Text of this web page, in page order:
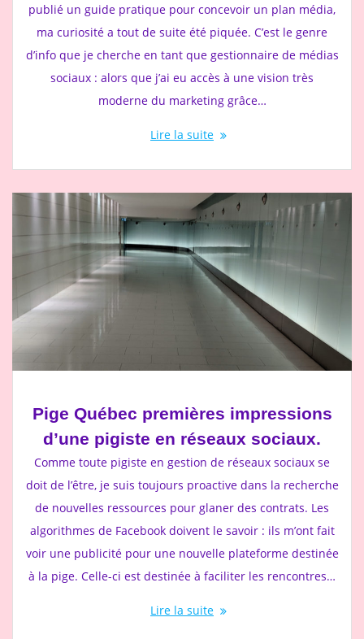
publié un guide pratique pour concevoir un plan média,
ma curiosité a tout de suite été piquée. C’est le genre
d’info que je cherche en tant que gestionnaire de médias
sociaux : alors que j’ai eu accès à une vision très
moderne du marketing grâce…
Lire la suite
Pige Québec premières impressions
d’une pigiste en réseaux sociaux.
Comme toute pigiste en gestion de réseaux sociaux se
doit de l’être, je suis toujours proactive dans la recherche
de nouvelles ressources pour glaner des contrats. Les
algorithmes de Facebook doivent le savoir : ils m’ont fait
voir une publicité pour une nouvelle plateforme destinée
à la pige. Celle-ci est destinée à faciliter les rencontres…
Lire la suite